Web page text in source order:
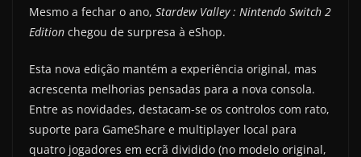
Mesmo a fechar o ano, Stardew Valley : Nintendo Switch 2
Edition chegou de surpresa à eShop.
Esta nova edição mantém a experiência original, mas
acrescenta melhorias pensadas para a nova consola.
Entre as novidades, destacam-se os controlos com rato,
suporte para GameShare e multiplayer local para
quatro jogadores em ecrã dividido (no modelo original,